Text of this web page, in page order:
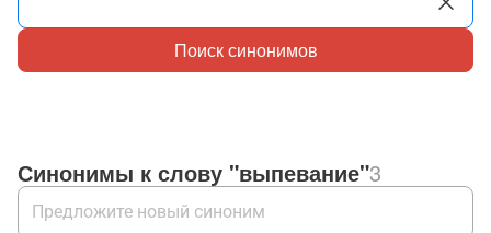
Поиск синонимов
Синонимы к слову "выпевание"3